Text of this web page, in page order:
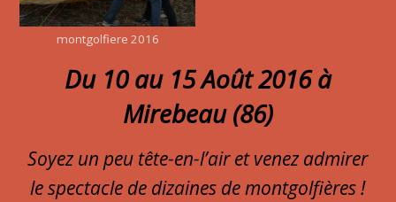
montgolfiere 2016
Du 10 au 15 Août 2016 à
Mirebeau (86)
Soyez un peu tête-en-l’air et venez admirer
le spectacle de dizaines de montgolfières !